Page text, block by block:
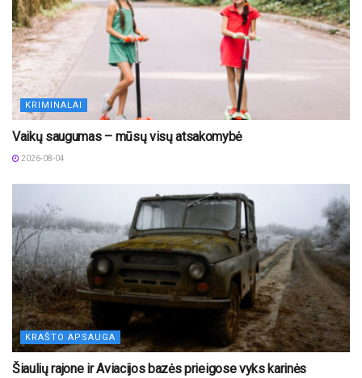
KRIMINALAI
Vaikų saugumas – mūsų visų atsakomybė
2026-08-04
KRAŠTO APSAUGA
Šiaulių rajone ir Aviacijos bazės prieigose vyks karinės